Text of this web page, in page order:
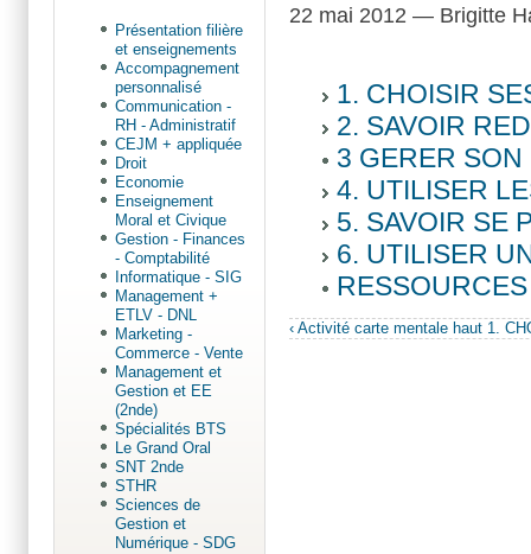
22 mai 2012 — Brigitte
1. CHOISIR
2. SAVOIR
3 GERER
4. UTILISER
5. SAVOIR SE
6. UTILISER
‹ Activité carte mentale haut 1.
Présentation filière
et enseignements
Accompagnement
personnalisé
Communication -
RH - Administratif
CEJM + appliquée
Droit
Economie
Enseignement
Moral et Civique
Gestion - Finances
- Comptabilité
Informatique - SIG
Management +
ETLV - DNL
Marketing -
Commerce - Vente
Management et
Gestion et EE
(2nde)
Spécialités BTS
Le Grand Oral
SNT 2nde
STHR
Sciences de
Gestion et
Numérique - SDG